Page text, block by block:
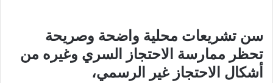
سن تشريعات محلية واضحة وصريحة
تحظر ممارسة الاحتجاز السري وغيره من
أشكال الاحتجاز غير الرسمي،